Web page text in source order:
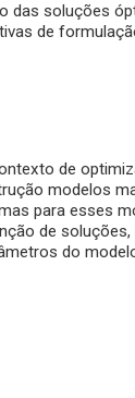
das soluções
de
de
modelos
para esses
de
do